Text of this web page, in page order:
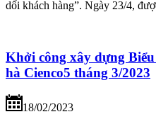
dối khách hàng”. Ngày 23/4,
Khởi công xây dựng
hà Cienco5 tháng 3/2023
18/02/2023